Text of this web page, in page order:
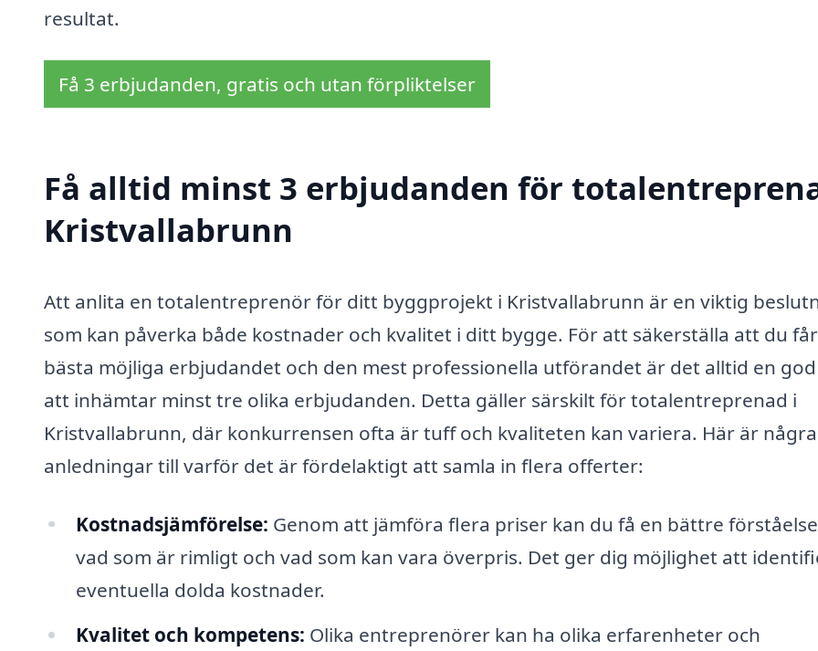
resultat.
Få 3 erbjudanden, gratis och utan förpliktelser
Få alltid minst 3 erbjudanden för
Kristvallabrunn
Att anlita en totalentreprenör för ditt byggprojekt i Kristvallabrunn är en viktig
som kan påverka både kostnader och kvalitet i ditt bygge. För att säkerställa att du
bästa möjliga erbjudandet och den mest professionella utförandet är det alltid en
att inhämtar minst tre olika erbjudanden. Detta gäller särskilt för totalentreprenad i
Kristvallabrunn, där konkurrensen ofta är tuff och kvaliteten kan variera. Här är några
anledningar till varför det är fördelaktigt att samla in flera offerter:
Kostnadsjämförelse: Genom att jämföra flera priser kan du få en bättre
vad som är rimligt och vad som kan vara överpris. Det ger dig möjlighet att
eventuella dolda kostnader.
Kvalitet och kompetens: Olika entreprenörer kan ha olika erfarenheter och